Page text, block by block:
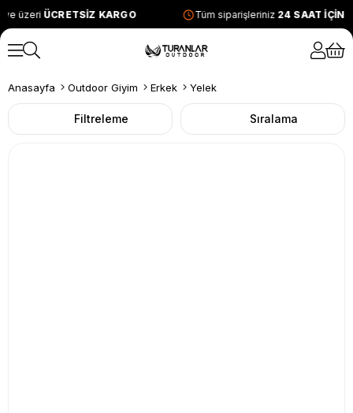
üzeriÜCRETSİZ KARGO Tüm siparişleriniz24 SAAT
Anasayfa Outdoor Giyim Erkek Yelek
Filtreleme Sıralama